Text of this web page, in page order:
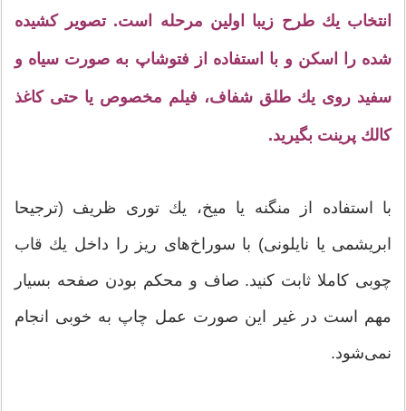
انتخاب یك طرح زیبا اولین مرحله است. تصویر كشیده
شده را اسكن و با استفاده از فتوشاپ به صورت سیاه و
سفید روی یك طلق شفاف، فیلم مخصوص یا حتی كاغذ
كالك پرینت بگیرید.
با استفاده از منگنه یا میخ، یك توری ظریف (ترجیحا
ابریشمی یا نایلونی) با سوراخ‌های ریز را داخل یك قاب
چوبی كاملا ثابت كنید. صاف و محكم بودن صفحه بسیار
مهم است در غیر این صورت عمل چاپ به خوبی انجام
نمی‌شود.